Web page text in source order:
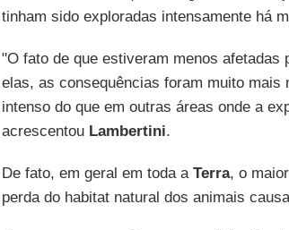
tinham sido exploradas intensamente há
"O fato de que estiveram menos
elas, as consequências foram muito
intenso do que em outras áreas onde a
acrescentou Lambertini.
De fato, em geral em toda a Terra, o
perda do habitat natural dos animais